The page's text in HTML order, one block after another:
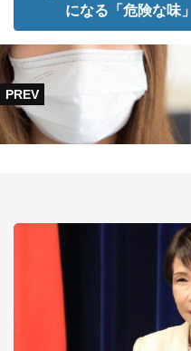
になる「危険な味